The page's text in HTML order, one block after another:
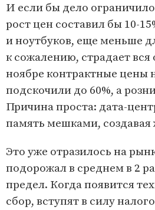
И если бы дело
рост цен составил бы 10-
и ноутбуков, еще меньше
к сожалению, страдает вся
ноябре контрактные цены
подскочили до 60%, а
Причина проста: дата-
память мешками,
Это уже отразилось на
подорожал в среднем в 2
предел. Когда появится
сбор, вступят в силу